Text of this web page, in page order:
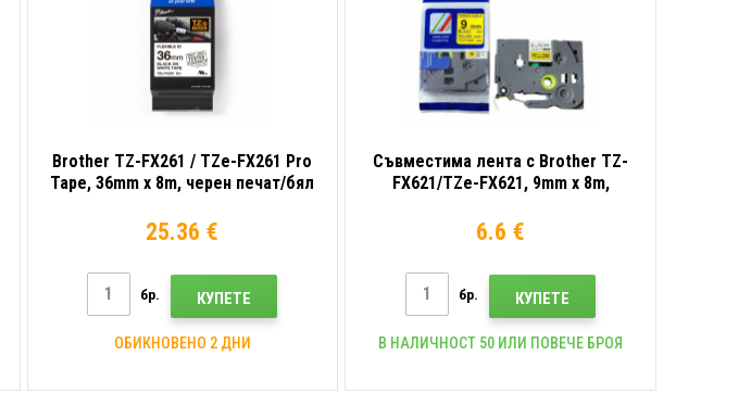
Brother TZ-FX261 / TZe-FX261 Pro
Tape, 36mm x 8m, черен печат/бял
25.36 €
бр. КУПЕТЕ
ОБИКНОВЕНО 2 ДНИ
Съвместима лента с Brother TZ-
FX621/TZe-FX621, 9mm x 8m,
6.6 €
бр. КУПЕТЕ
В НАЛИЧНОСТ 50 ИЛИ ПОВЕЧЕ БРОЯ